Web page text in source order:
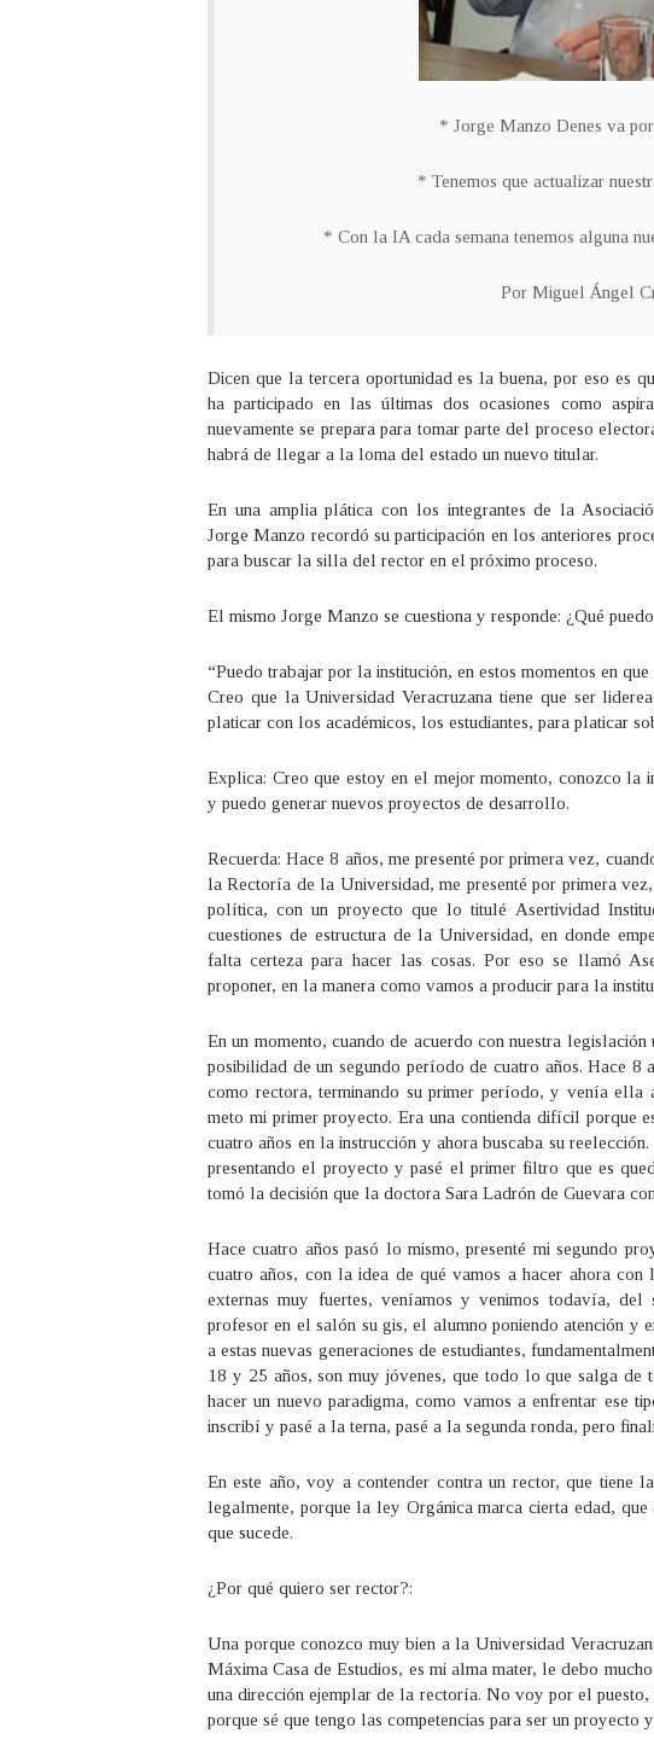
* Jorge Manzo Denes va
* Tenemos que actualizar
* Con la IA cada semana tenemos alguna
Por Miguel Ángel
Dicen que la tercera oportunidad es la buena, por eso es
ha participado en las últimas dos ocasiones como
nuevamente se prepara para tomar parte del proceso
habrá de llegar a la loma del estado un nuevo titular.
En una amplia plática con los integrantes de la
Jorge Manzo recordó su participación en los anteriores
para buscar la silla del rector en el próximo proceso.
El mismo Jorge Manzo se cuestiona y responde: ¿Qué
“Puedo trabajar por la institución, en estos momentos en
Creo que la Universidad Veracruzana tiene que ser
platicar con los académicos, los estudiantes, para platicar
Explica: Creo que estoy en el mejor momento, conozco la
y puedo generar nuevos proyectos de desarrollo.
Recuerda: Hace 8 años, me presenté por primera vez,
la Rectoría de la Universidad, me presenté por primera
política, con un proyecto que lo titulé Asertividad
cuestiones de estructura de la Universidad, en donde
falta certeza para hacer las cosas. Por eso se llamó
proponer, en la manera como vamos a producir para la
En un momento, cuando de acuerdo con nuestra
posibilidad de un segundo período de cuatro años. Hace 8
como rectora, terminando su primer período, y venía ella
meto mi primer proyecto. Era una contienda difícil porque
cuatro años en la instrucción y ahora buscaba su
presentando el proyecto y pasé el primer filtro que es
tomó la decisión que la doctora Sara Ladrón de Guevara
Hace cuatro años pasó lo mismo, presenté mi segundo
cuatro años, con la idea de qué vamos a hacer ahora con
externas muy fuertes, veníamos y venimos todavía, del
profesor en el salón su gis, el alumno poniendo atención y
a estas nuevas generaciones de estudiantes,
18 y 25 años, son muy jóvenes, que todo lo que salga de
hacer un nuevo paradigma, como vamos a enfrentar ese
inscribí y pasé a la terna, pasé a la segunda ronda, pero
En este año, voy a contender contra un rector, que tiene
legalmente, porque la ley Orgánica marca cierta edad,
que sucede.
¿Por qué quiero ser rector?:
Una porque conozco muy bien a la Universidad
Máxima Casa de Estudios, es mi alma mater, le debo
una dirección ejemplar de la rectoría. No voy por el
porque sé que tengo las competencias para ser un proyecto